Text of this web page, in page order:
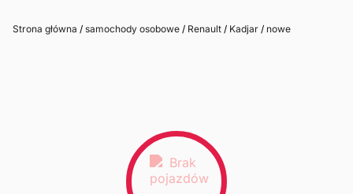
Strona główna / samochody osobowe / Renault / Kadjar / nowe